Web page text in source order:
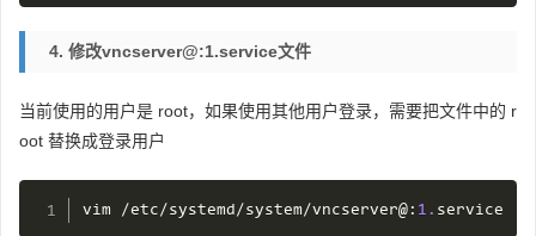
4. 修改vncserver@:1.service文件
当前使用的用户是 root，如果使用其他用户登录，需要把文件中的 r
oot 替换成登录用户
vim /etc/systemd/system/vncserver@ : 1. service